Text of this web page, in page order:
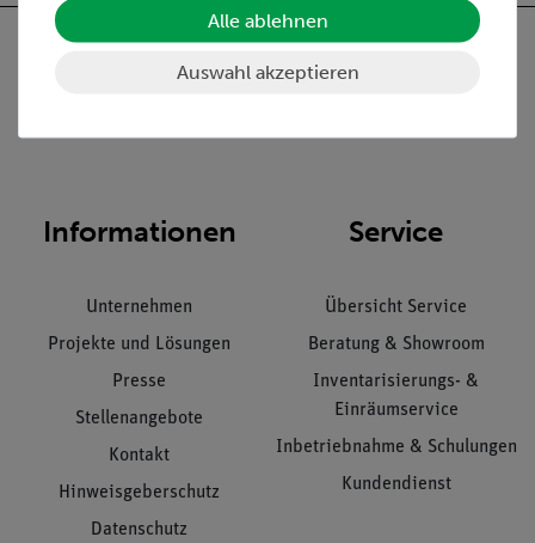
Informationen
Unternehmen
Projekte und Lösungen
Presse
Stellenangebote
Kontakt
Hinweisgeberschutz
Datenschutz
Service
Übersicht Service
Beratung & Showroom
Inventarisierungs- &
Einräumservice
Inbetriebnahme & Schulungen
Kundendienst
Alle ablehnen
Auswahl akzeptieren